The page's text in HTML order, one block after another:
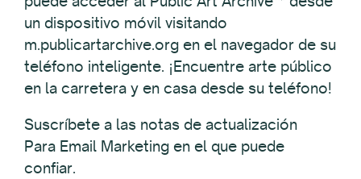
un dispositivo móvil visitando
m.publicartarchive.org en el navegador de su
teléfono inteligente. ¡Encuentre arte público
en la carretera y en casa desde su teléfono!
Suscríbete a las notas de actualización
Para Email Marketing en el que puede
confiar.